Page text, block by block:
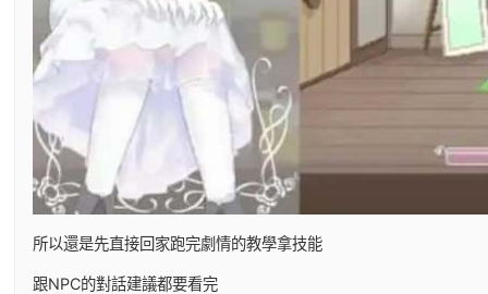
所以還是先直接回家跑完劇情的教學拿技能
跟NPC的對話建議都要看完